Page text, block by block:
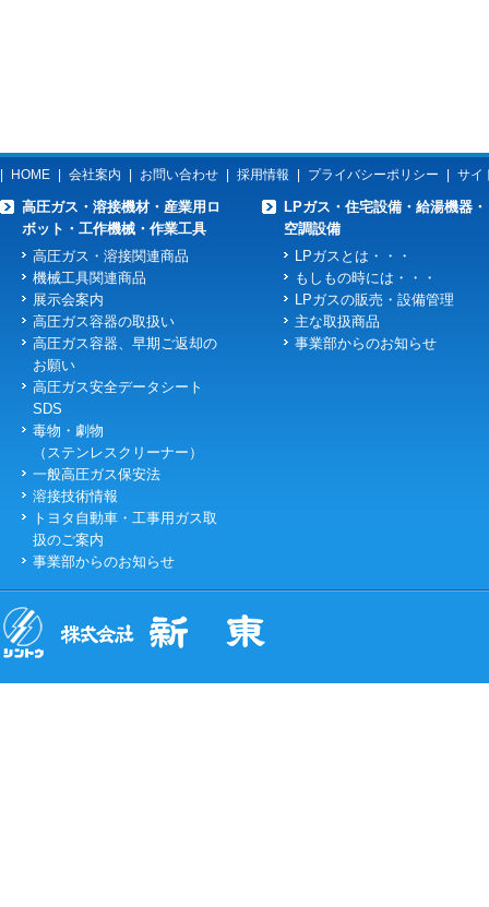
HOME 会社案内 お問い合わせ 採用情報 プライバシーポリシー サイ
高圧ガス・溶接機材・産業用ロ
ボット・工作機械・作業工具
高圧ガス・溶接関連商品
機械工具関連商品
展示会案内
高圧ガス容器の取扱い
高圧ガス容器、早期ご返却の
お願い
高圧ガス安全データシート
SDS
毒物・劇物
（ステンレスクリーナー）
一般高圧ガス保安法
溶接技術情報
トヨタ自動車・工事用ガス取
扱のご案内
事業部からのお知らせ
LPガス・住宅設備・給湯機器・
空調設備
LPガスとは・・・
もしもの時には・・・
LPガスの販売・設備管理
主な取扱商品
事業部からのお知らせ